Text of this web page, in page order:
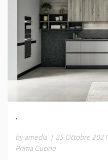
.
by amedia | 25 Ottobre 2021
Prima Cucine